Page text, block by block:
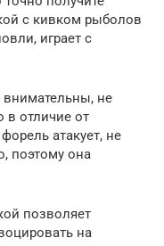
с кивком рыболов
играет с
внимательны, не
в отличие от
атакует, не
поэтому она
позволяет
на